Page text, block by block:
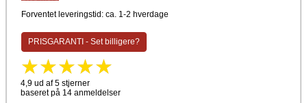
Med 1/2" bpm gevind
Metal
Vigtigt:
Bormaskinebørsten må ikke være større end rørets diameter
Børsterne må kun rotere
Forventet leveringstid: ca. 1-2 hverdage
PRISGARANTI - Set billigere?
4,9 ud af 5 stjerner
baseret på 14 anmeldelser